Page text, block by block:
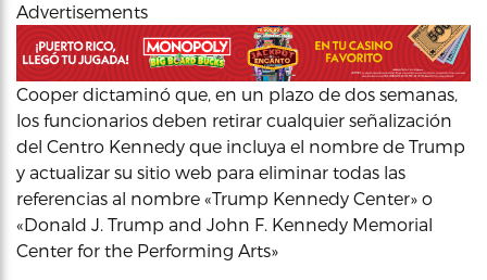
Advertisements
Cooper dictaminó que, en un plazo de dos semanas,
los funcionarios deben retirar cualquier señalización
del Centro Kennedy que incluya el nombre de Trump
y actualizar su sitio web para eliminar todas las
referencias al nombre «Trump Kennedy Center» o
«Donald J. Trump and John F. Kennedy Memorial
Center for the Performing Arts»